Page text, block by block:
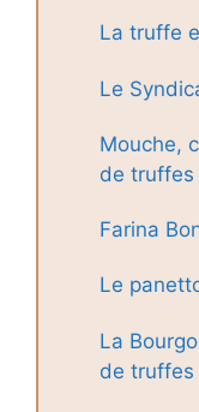
La truffe
Le
Mouche,
de truffes
Farina
Le
La
de truffes